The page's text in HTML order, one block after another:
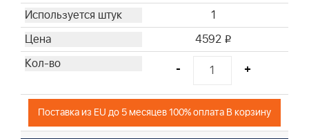
1
4592 i
- +
Поставка из EU до 5 месяцев 100% оплата В корзину